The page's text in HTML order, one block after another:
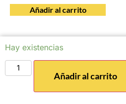
Añadir al carrito
Hay existencias
Añadir al carrito